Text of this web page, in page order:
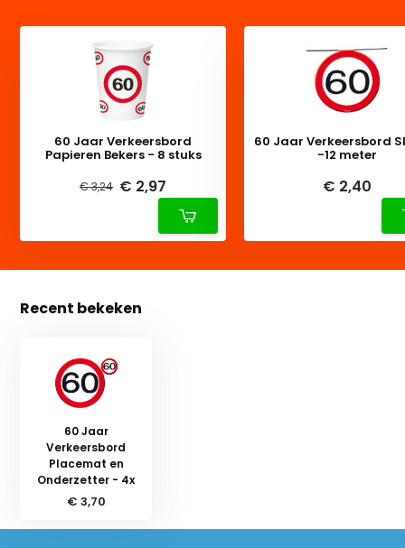
60 Jaar Verkeersbord
Papieren Bekers - 8 stuks
€ 3,24 € 2,97
60 Jaar Verkeersbord
-12 meter
€ 2,40
Recent bekeken
60 Jaar
Verkeersbord
Placemat en
Onderzetter - 4x
€ 3,70